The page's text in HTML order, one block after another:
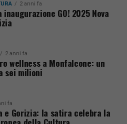
2 anni fa
inaugurazione GO! 2025 Nova
2 anni fa
wellness a Monfalcone: un
sei milioni
fa
e Gorizia: la satira celebra la